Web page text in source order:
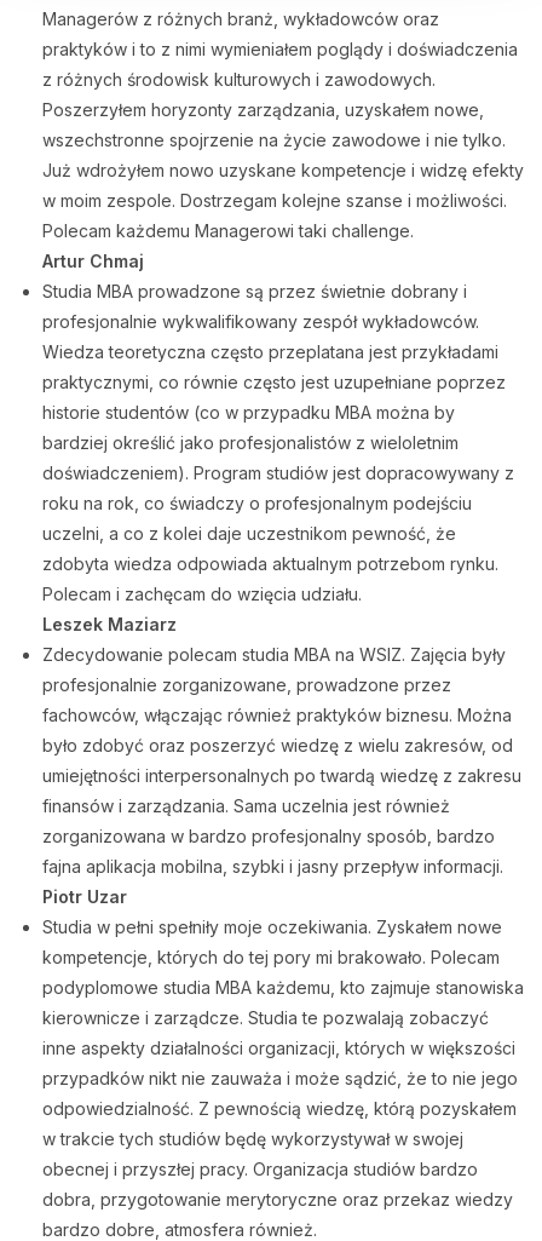
Managerów z różnych branż, wykładowców oraz
praktyków i to z nimi wymieniałem poglądy i doświadczenia
z różnych środowisk kulturowych i zawodowych.
Poszerzyłem horyzonty zarządzania, uzyskałem nowe,
wszechstronne spojrzenie na życie zawodowe i nie tylko.
Już wdrożyłem nowo uzyskane kompetencje i widzę efekty
w moim zespole. Dostrzegam kolejne szanse i możliwości.
Polecam każdemu Managerowi taki challenge.
Artur Chmaj
Studia MBA prowadzone są przez świetnie dobrany i
profesjonalnie wykwalifikowany zespół wykładowców.
Wiedza teoretyczna często przeplatana jest przykładami
praktycznymi, co równie często jest uzupełniane poprzez
historie studentów (co w przypadku MBA można by
bardziej określić jako profesjonalistów z wieloletnim
doświadczeniem). Program studiów jest dopracowywany z
roku na rok, co świadczy o profesjonalnym podejściu
uczelni, a co z kolei daje uczestnikom pewność, że
zdobyta wiedza odpowiada aktualnym potrzebom rynku.
Polecam i zachęcam do wzięcia udziału.
Leszek Maziarz
Zdecydowanie polecam studia MBA na WSIZ. Zajęcia były
profesjonalnie zorganizowane, prowadzone przez
fachowców, włączając również praktyków biznesu. Można
było zdobyć oraz poszerzyć wiedzę z wielu zakresów, od
umiejętności interpersonalnych po twardą wiedzę z zakresu
finansów i zarządzania. Sama uczelnia jest również
zorganizowana w bardzo profesjonalny sposób, bardzo
fajna aplikacja mobilna, szybki i jasny przepływ informacji.
Piotr Uzar
Studia w pełni spełniły moje oczekiwania. Zyskałem nowe
kompetencje, których do tej pory mi brakowało. Polecam
podyplomowe studia MBA każdemu, kto zajmuje stanowiska
kierownicze i zarządcze. Studia te pozwalają zobaczyć
inne aspekty działalności organizacji, których w większości
przypadków nikt nie zauważa i może sądzić, że to nie jego
odpowiedzialność. Z pewnością wiedzę, którą pozyskałem
w trakcie tych studiów będę wykorzystywał w swojej
obecnej i przyszłej pracy. Organizacja studiów bardzo
dobra, przygotowanie merytoryczne oraz przekaz wiedzy
bardzo dobre, atmosfera również.